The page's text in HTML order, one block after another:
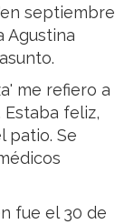
septiembre
Agustina
me refiero a
feliz,
patio. Se
fue el 30 de